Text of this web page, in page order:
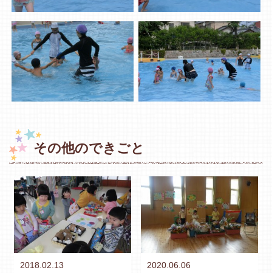
その他のできごと
2018.02.13 2020.06.06